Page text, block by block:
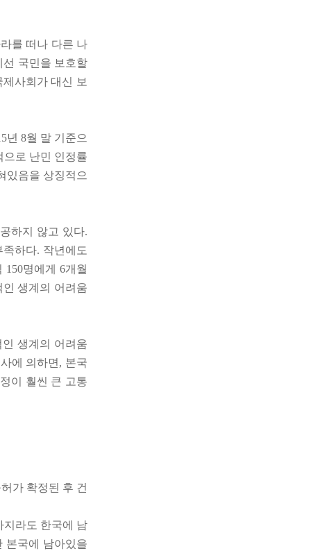
를 떠나 다른 나
선 국민을 보호할
사회가 대신 보
년 8월 말 기준으
으로 난민 인정률
있음을 상징적으
하지 않고 있다.
하다. 작년에도
150명에게 6개월
생계의 어려움
생계의 어려움
에 의하면, 본국
이 훨씬 큰 고통
가 확정된 후 건
지라도 한국에 남
본국에 남아있을